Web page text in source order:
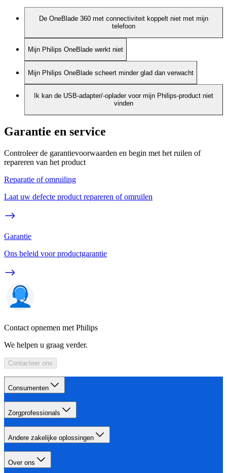
De OneBlade 360 met connectiviteit koppelt niet met mijn
telefoon
Mijn Philips OneBlade werkt niet
Mijn Philips OneBlade scheert minder glad dan verwacht
Ik kan de USB-adapter/-oplader voor mijn Philips-product niet
vinden
Garantie en service
Controleer de garantievoorwaarden en begin met het ruilen of
repareren van het product
Reparatie of omruiling
Laat uw defecte product repareren of omruilen
Garantie
Ons beleid voor productgarantie
Contact opnemen met Philips
We helpen u graag verder.
Contacteer ons
Consumenten
Zorgprofessionals
Andere zakelijke oplossingen
Over ons